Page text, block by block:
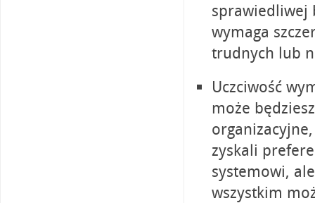
sprawiedliwej
wymaga
trudnych lub
Uczciwość
może
zyskali
systemowi,
wszystkim